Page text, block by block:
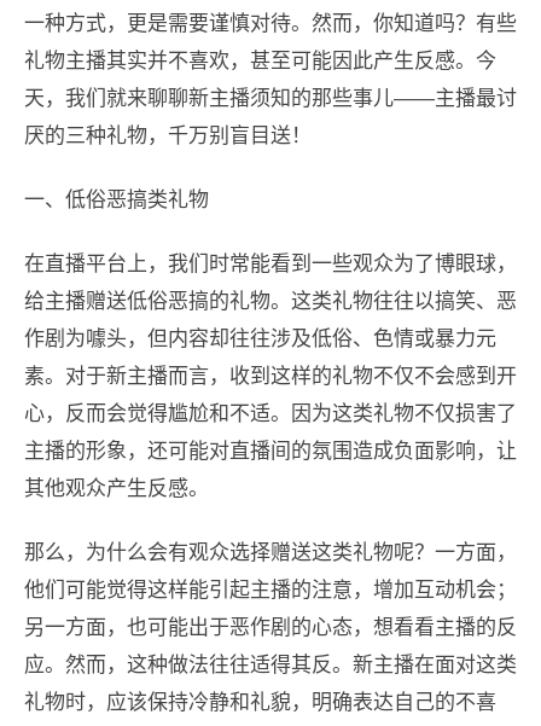
一种方式，更是需要谨慎对待。然而，你知道吗？有些
礼物主播其实并不喜欢，甚至可能因此产生反感。今
天，我们就来聊聊新主播须知的那些事儿——主播最讨
厌的三种礼物，千万别盲目送！
一、低俗恶搞类礼物
在直播平台上，我们时常能看到一些观众为了博眼球，
给主播赠送低俗恶搞的礼物。这类礼物往往以搞笑、恶
作剧为噱头，但内容却往往涉及低俗、色情或暴力元
素。对于新主播而言，收到这样的礼物不仅不会感到开
心，反而会觉得尴尬和不适。因为这类礼物不仅损害了
主播的形象，还可能对直播间的氛围造成负面影响，让
其他观众产生反感。
那么，为什么会有观众选择赠送这类礼物呢？一方面，
他们可能觉得这样能引起主播的注意，增加互动机会；
另一方面，也可能出于恶作剧的心态，想看看主播的反
应。然而，这种做法往往适得其反。新主播在面对这类
礼物时，应该保持冷静和礼貌，明确表达自己的不喜